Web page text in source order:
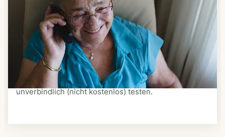
Bestellen & liefern lassen
Suchen Sie sich aus dem Speiseplan Ihres Anbieters
aus, was Ihnen schmeckt. Bestellen Sie telefonisch,
schriftlich oder im Online-Shop Ihres Anbieters.
Ein Kurier liefert Ihnen das bestellte Essen zum
vereinbarten Zeitpunkt nach Hause. Bei vielen
Anbietern können Sie Essen auf Rädern auch
unverbindlich (nicht kostenlos) testen.